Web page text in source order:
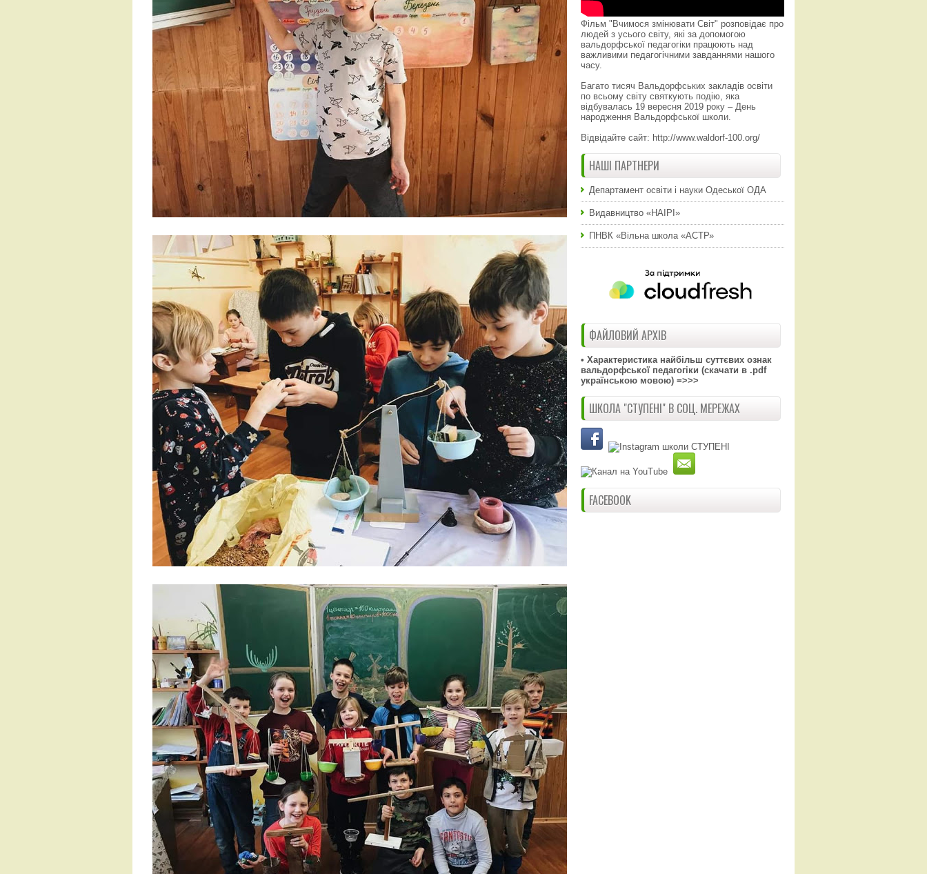
Фільм "Вчимося змінювати Світ" розповідає про
людей з усього світу, які за допомогою
вальдорфської педагогіки працюють над
важливими педагогічними завданнями нашого
часу.
Багато тисяч Вальдорфських закладів освіти
по всьому світу святкують подію, яка
відбувалась 19 вересня 2019 року – День
народження Вальдорфської школи.
Відвідайте сайт: http://www.waldorf-100.org/
НАШІ ПАРТНЕРИ
Департамент освіти і науки Одеської ОДА
Видавництво «НАІРІ»
ПНВК «Вільна школа «АСТР»
ФАЙЛОВИЙ АРХІВ
• Характеристика найбільш суттєвих ознак
вальдорфської педагогіки (скачати в .pdf
українською мовою) =>>>
ШКОЛА "СТУПЕНІ" В СОЦ. МЕРЕЖАХ
FACEBOOK